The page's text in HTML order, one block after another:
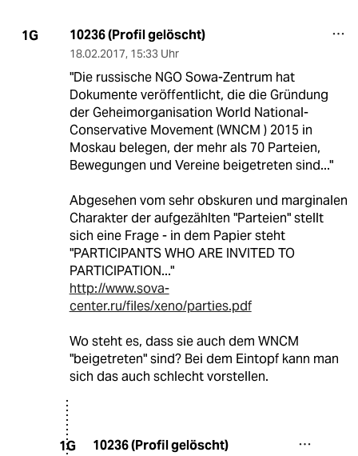
1G 10236 (Profil gelöscht)
18.02.2017, 15:33 Uhr
"Die russische NGO Sowa-Zentrum hat
Dokumente veröffentlicht, die die Gründung
der Geheimorganisation World National-
Conservative Movement (WNCM ) 2015 in
Moskau belegen, der mehr als 70 Parteien,
Bewegungen und Vereine beigetreten sind..."
Abgesehen vom sehr obskuren und marginalen
Charakter der aufgezählten "Parteien" stellt
sich eine Frage - in dem Papier steht
"PARTICIPANTS WHO ARE INVITED TO
PARTICIPATION..."
http://www.sova-
center.ru/files/xeno/parties.pdf
Wo steht es, dass sie auch dem WNCM
"beigetreten" sind? Bei dem Eintopf kann man
sich das auch schlecht vorstellen.
1G 10236 (Profil gelöscht)